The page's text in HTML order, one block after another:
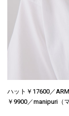
ハット￥17600／
￥9900／manipuri（